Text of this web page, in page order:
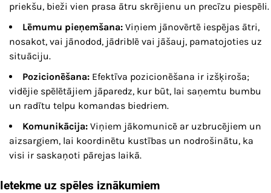
priekšu, bieži vien prasa ātru skrējienu un precīzu piespēli.
Lēmumu pieņemšana: Viņiem jānovērtē iespējas ātri,
nosakot, vai jānodod, jādriblē vai jāšauj, pamatojoties uz
situāciju.
Pozicionēšana: Efektīva pozicionēšana ir izšķiroša;
vidējie spēlētājiem jāparedz, kur būt, lai saņemtu bumbu
un radītu telpu komandas biedriem.
Komunikācija: Viņiem jākomunicē ar uzbrucējiem un
aizsargiem, lai koordinētu kustības un nodrošinātu, ka
visi ir saskaņoti pārejas laikā.
Ietekme uz spēles iznākumiem